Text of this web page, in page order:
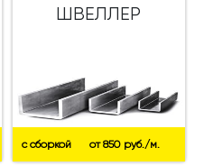
ШВЕЛЛЕР
с сборкой от 850 руб./м.